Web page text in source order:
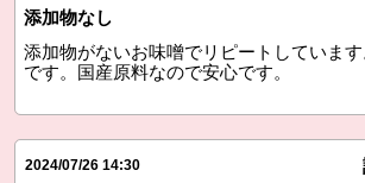
添加物なし
添加物がないお味噌でリピートしていま
です。国産原料なので安心です。
2024/07/26 14:30